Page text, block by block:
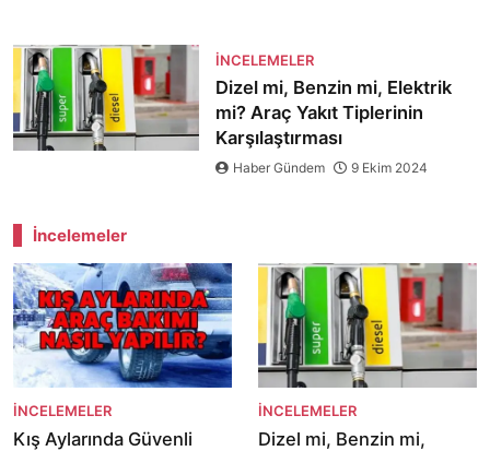
İNCELEMELER
Dizel mi, Benzin mi, Elektrik
mi? Araç Yakıt Tiplerinin
Karşılaştırması
Haber Gündem 9 Ekim 2024
İncelemeler
İNCELEMELER
Kış Aylarında Güvenli
İNCELEMELER
Dizel mi, Benzin mi,